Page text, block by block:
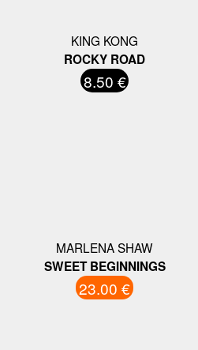
KING KONG
ROCKY ROAD
8.50 €
MARLENA SHAW
SWEET BEGINNINGS
23.00 €